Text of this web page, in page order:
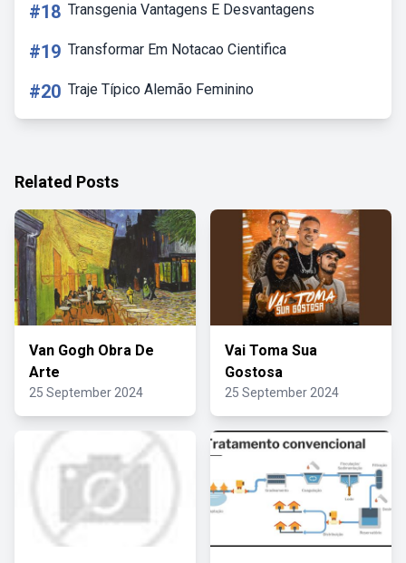
#18 Transgenia Vantagens E Desvantagens
#19 Transformar Em Notacao Cientifica
#20 Traje Típico Alemão Feminino
Related Posts
Van Gogh Obra De
Arte
25 September 2024
Vai Toma Sua
Gostosa
25 September 2024